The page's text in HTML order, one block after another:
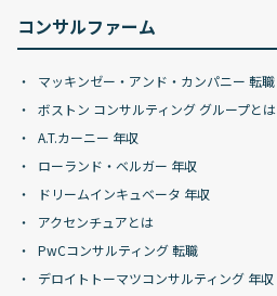
コンサルファーム
マッキンゼー・アンド・カンパニー 転職
ボストン コンサルティング グループとは
A.T.カーニー 年収
ローランド・ベルガー 年収
ドリームインキュベータ 年収
アクセンチュアとは
PwCコンサルティング 転職
デロイトトーマツコンサルティング 年収